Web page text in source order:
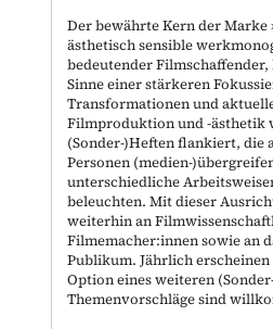
Der bewährte Kern der Marke
ästhetisch sensible
bedeutender
Sinne einer stärkeren
Transformationen und
Filmproduktion und -ästhetik
(Sonder-)Heften flankiert, die
Personen (medien-
unterschiedliche
beleuchten. Mit dieser
weiterhin an
Filmemacher:innen sowie an
Publikum. Jährlich
Option eines weiteren
Themenvorschläge sind